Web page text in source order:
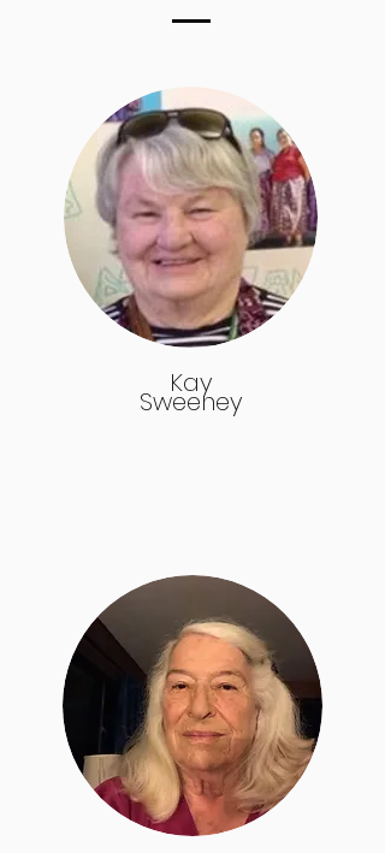
Kay
Sweeney